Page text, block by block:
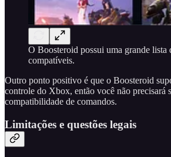
O Boosteroid possui uma grande lista
compatíveis.
Outro ponto positivo é que o Boosteroid
controle do Xbox, então você não precisará
compatibilidade de comandos.
Limitações e questões legais